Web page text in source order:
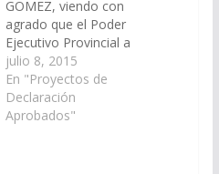
GOMEZ, viendo con
agrado que el Poder
Ejecutivo Provincial a
través del Ministerio de
Economía,
Infraestructura y
Servicios Públicos,
julio 8, 2015
En "Proyectos de
Declaración
Aprobados"